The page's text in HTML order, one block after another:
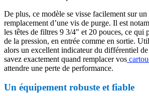
De plus, ce modèle se visse facilement sur
remplacement d’une vis de purge. Il est
les têtes de filtres 9 3/4″ et 20 pouces, ce qui
de la pression, en entrée comme en sortie.
alors un excellent indicateur du différentiel
savez exactement quand remplacer vos
attendre une perte de performance.
Un équipement robuste et fiable